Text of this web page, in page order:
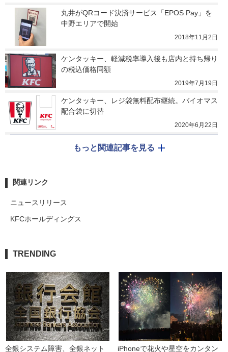
丸井がQRコード決済サービス「EPOS Pay」を
中野エリアで開始
2018年11月2日
ケンタッキー、軽減税率導入後も店内と持ち帰り
の税込価格同額
2019年7月19日
ケンタッキー、レジ袋無料配布継続。バイオマス
配合袋に切替
2020年6月22日
もっと関連記事を見る
関連リンク
ニュースリリース
KFCホールディングス
TRENDING
全銀システム障害、全銀ネット
iPhoneで花火や星空をカンタン